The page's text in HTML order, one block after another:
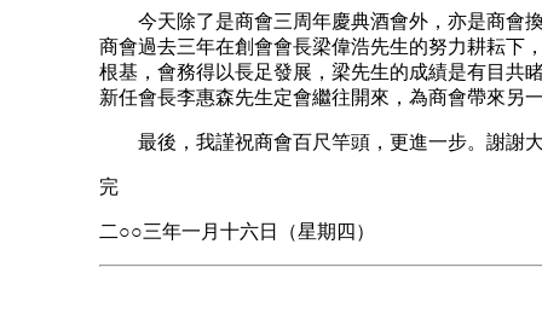
今天除了是商會三周年慶典酒會外，亦是商會
商會過去三年在創會會長梁偉浩先生的努力耕耘下
根基，會務得以長足發展，梁先生的成績是有目共
新任會長李惠森先生定會繼往開來，為商會帶來另
最後，我謹祝商會百尺竿頭，更進一步。謝謝
完
二○○三年一月十六日（星期四）